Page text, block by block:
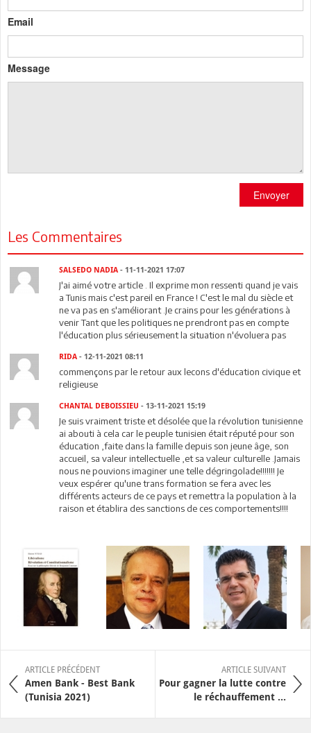
Email
Message
Envoyer
Les Commentaires
SALSEDO NADIA - 11-11-2021 17:07
J'ai aimé votre article . Il exprime mon ressenti quand je vais
a Tunis mais c'est pareil en France ! C'est le mal du siècle et
ne va pas en s'améliorant .Je crains pour les générations à
venir Tant que les politiques ne prendront pas en compte
l'éducation plus sérieusement la situation n'évoluera pas
RIDA- 12-11-2021 08:11
commençons par le retour aux lecons d'éducation civique et
religieuse
CHANTAL DEBOISSIEU - 13-11-2021 15:19
Je suis vraiment triste et désolée que la révolution tunisienne
ai abouti à cela car le peuple tunisien était réputé pour son
éducation ,faite dans la famille depuis son jeune âge, son
accueil, sa valeur intellectuelle ,et sa valeur culturelle .Jamais
nous ne pouvions imaginer une telle dégringolade!!!!!!! Je
veux espérer qu'une trans formation se fera avec les
différents acteurs de ce pays et remettra la population à la
raison et établira des sanctions de ces comportements!!!!
ARTICLE PRÉCÉDENT
Amen Bank - Best Bank
(Tunisia 2021)
ARTICLE SUIVANT
Pour gagner la lutte contre
le réchauffement ...